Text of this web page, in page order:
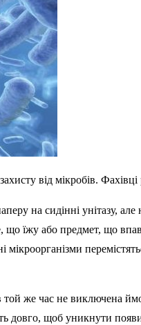
від мікробів.
на сидінні унітазу,
їжу або предмет, що
той же час не виключена
довго, щоб уникнути